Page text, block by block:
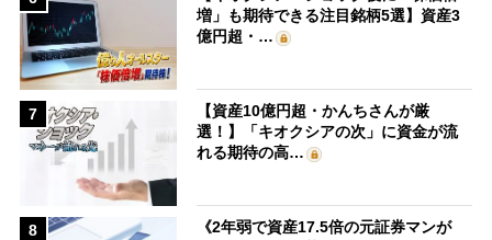
増」も期待できる注目銘柄5選】資産3
億円超・…
7
【資産10億円超・かんちさんが厳
選！】「キオクシアの次」に資金が流
れる期待の高…
8
《2年弱で資産17.5倍の元証券マンが